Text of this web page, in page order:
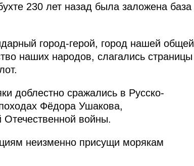
230 лет назад была заложена база
город-герой, город нашей общей
наших народов, слагались страницы
доблестно сражались в Русско-
Фёдора Ушакова,
Отечественной войны.
неизменно присущи морякам